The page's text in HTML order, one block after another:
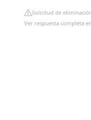
Solicitud de
Ver respuesta completa